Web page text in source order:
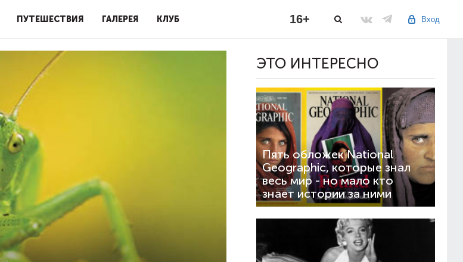
ПУТЕШЕСТВИЯ ГАЛЕРЕЯ КЛУБ Вход
16+
ЭТО ИНТЕРЕСНО
Пять обложек National
Geographic, которые знал
весь мир - но мало кто
знает истории за ними